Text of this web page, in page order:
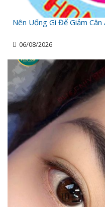
Nên Uống Gì Để Giảm Cân
06/08/2026